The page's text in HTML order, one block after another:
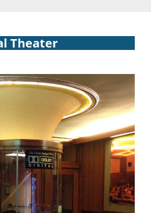
Theater